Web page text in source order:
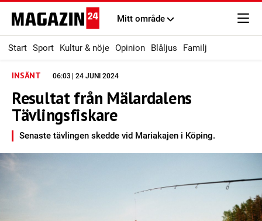
Mitt område
Start Sport Kultur & nöje Opinion Blåljus Familj
INSÄNT 06:03 | 24 JUNI 2024
Resultat från Mälardalens
Tävlingsfiskare
Senaste tävlingen skedde vid Mariakajen i Köping.